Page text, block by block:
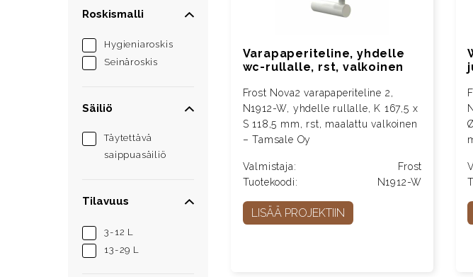
Roskismalli
Hygieniaroskis
Seinäroskis
Säiliö
Täytettävä
saippuasäiliö
Tilavuus
3-12 L
13-29 L
Varapaperiteline, yhdelle
wc-rullalle, rst, valkoinen
Frost Nova2 varapaperiteline 2,
N1912-W, yhdelle rullalle, K 167,5 x
S 118,5 mm, rst, maalattu valkoinen
– Tamsale Oy
Valmistaja:
Frost
Tuotekoodi:
N1912-W
LISÄÄ PROJEKTIIN